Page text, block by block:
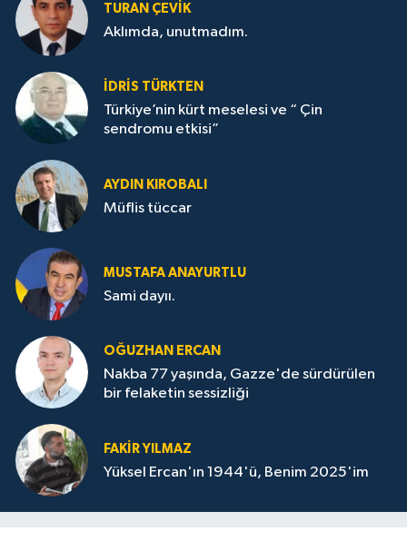
TURAN ÇEVİK
Aklımda, unutmadım.
İDRİS TÜRKTEN
Türkiye’nin kürt meselesi ve “ Çin
sendromu etkisi”
AYDIN KIROBALI
Müflis tüccar
MUSTAFA ANAYURTLU
Sami dayıı.
OĞUZHAN ERCAN
Nakba 77 yaşında, Gazze'de sürdürülen
bir felaketin sessizliği
FAKİR YILMAZ
Yüksel Ercan'ın 1944'ü, Benim 2025'im